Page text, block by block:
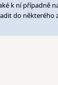
k ní případně
do některého